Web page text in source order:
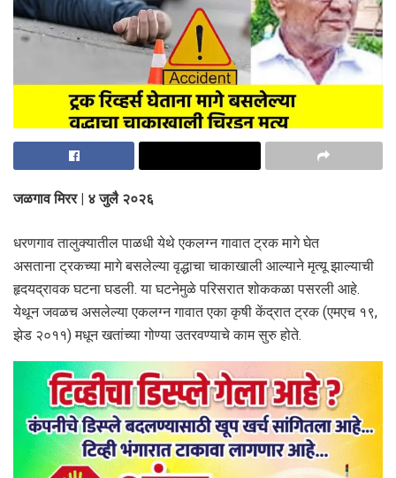
जळगाव मिरर | ४ जुलै २०२६
धरणगाव तालुक्यातील पाळधी येथे एकलग्न गावात ट्रक मागे घेत
असताना ट्रकच्या मागे बसलेल्या वृद्धाचा चाकाखाली आल्याने मृत्यू झाल्याची
हृदयद्रावक घटना घडली. या घटनेमुळे परिसरात शोककळा पसरली आहे.
येथून जवळच असलेल्या एकलग्न गावात एका कृषी केंद्रात ट्रक (एमएच १९,
झेड २०११) मधून खतांच्या गोण्या उतरवण्याचे काम सुरु होते.